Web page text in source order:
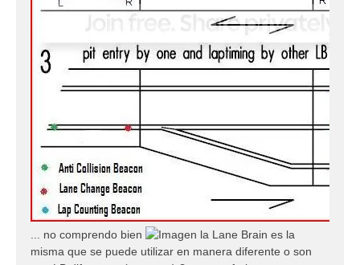
... no comprendo bien
la Lane Brain es la
misma que se puede utilizar en manera diferente o son